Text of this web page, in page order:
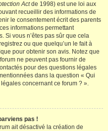
Actde 1998) est une loi aux
recueillir des informations de
le consentement écrit des parents
informations permettant
Si vous n’êtes pas sûr que cela
ou que quelqu’un le fait à
pour obtenir son avis. Notez que
ne peuvent pas fournir de
pour des questions légales
dans la question « Qui
concernant ce forum ? ».
pas !
ait désactivé la création de